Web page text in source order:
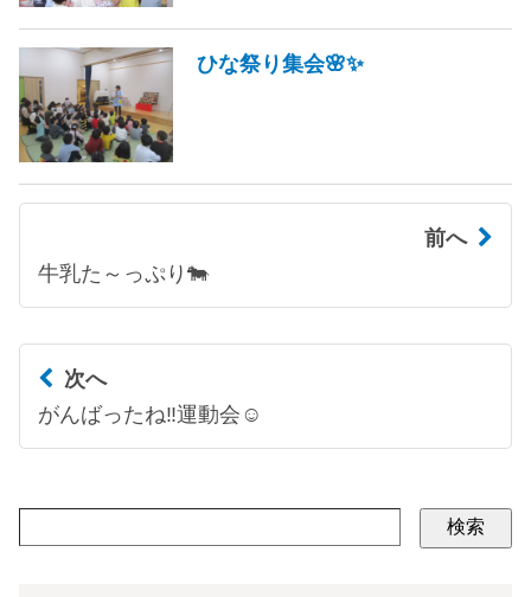
ひな祭り集会🌸✨
前へ
牛乳た～っぷり🐄
次へ
がんばったね‼運動会☺
検索